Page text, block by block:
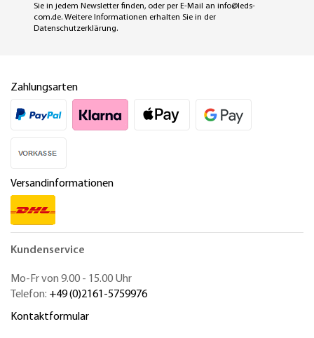
Sie in jedem Newsletter finden, oder per E-Mail an info@leds-
com.de. Weitere Informationen erhalten Sie in der
Datenschutzerklärung.
Zahlungsarten
Versandinformationen
Kundenservice
Mo-Fr von 9.00 - 15.00 Uhr
Telefon: +49 (0)2161-5759976
Kontaktformular